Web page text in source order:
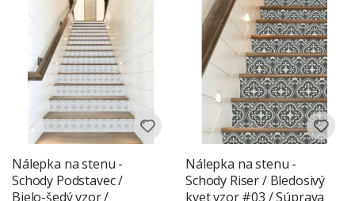
Nálepka na stenu -
Schody Podstavec /
Bielo-šedý vzor /
Nálepka na stenu -
Schody Riser / Bledosivý
kvet vzor #03 / Súprava